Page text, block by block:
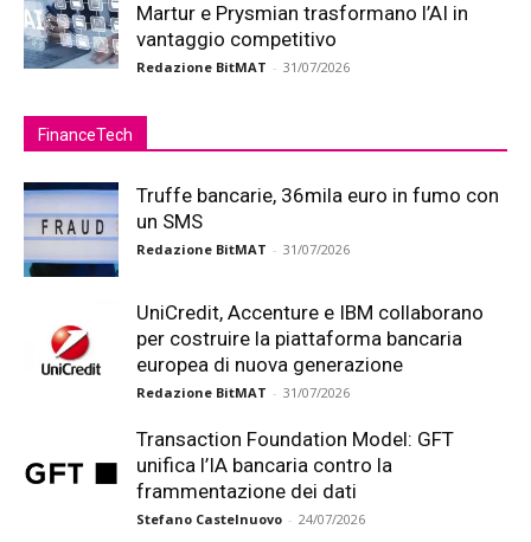
Martur e Prysmian trasformano l’AI in
vantaggio competitivo
Redazione BitMAT - 31/07/2026
FinanceTech
Truffe bancarie, 36mila euro in fumo con
un SMS
Redazione BitMAT - 31/07/2026
UniCredit, Accenture e IBM collaborano
per costruire la piattaforma bancaria
europea di nuova generazione
Redazione BitMAT - 31/07/2026
Transaction Foundation Model: GFT
unifica l’IA bancaria contro la
frammentazione dei dati
Stefano Castelnuovo - 24/07/2026